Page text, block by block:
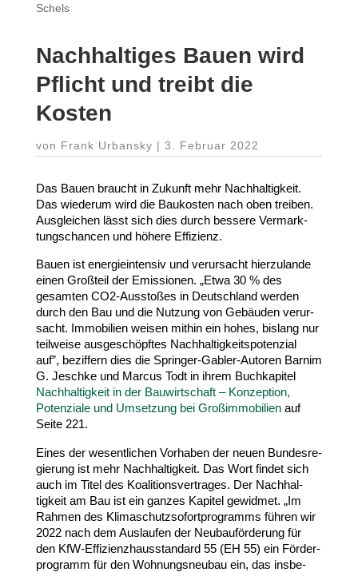
Schels
Nach­hal­tiges Bauen wird
Pflicht und treibt die
Kosten
von Frank Urbansky | 3. Februar 2022
Das Bauen braucht in Zukunft mehr Nach­hal­tigkeit.
Das wiederum wird die Baukosten nach oben treiben.
Ausgleichen lässt sich dies durch bessere Vermark­
tungs­chancen und höhere Effizienz.
Bauen ist ener­gie­in­tensiv und verur­sacht hier­zu­lande
einen Großteil der Emis­sionen. „Etwa 30% des
gesamten CO2-​Ausstoßes in Deutschland werden
durch den Bau und die Nutzung von Gebäuden verur­
sacht. Immo­bilien weisen mithin ein hohes, bislang nur
teilweise ausge­schöpftes Nach­hal­tig­keits­po­tenzial
auf”, beziffern dies die Springer-​Gabler-​Autoren Barnim
G. Jeschke und Marcus Todt in ihrem Buch­ka­pitel
Nach­hal­tigkeit in der Bauwirt­schaft – Konzeption,
Poten­ziale und Umsetzung bei Groß­im­mo­bilienauf
Seite 221.
Eines der wesent­lichen Vorhaben der neuen Bundes­re­
gierung ist mehr Nach­hal­tigkeit. Das Wort findet sich
auch im Titel des Koali­ti­ons­ver­trages. Der Nach­hal­
tigkeit am Bau ist ein ganzes Kapitel gewidmet. „Im
Rahmen des Klima­schutz­so­fort­pro­gramms führen wir
2022nach dem Auslaufen der Neubau­för­derung für
den KfW-​Effizienzhausstandard 55(EH 55) ein Förder­
pro­gramm für den Wohnungs­neubau ein, das insbe­